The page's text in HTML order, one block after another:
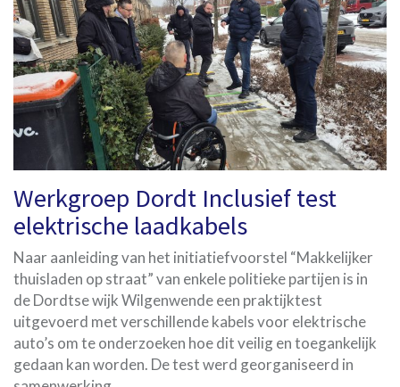
Werkgroep Dordt Inclusief test
elektrische laadkabels
Naar aanleiding van het initiatiefvoorstel “Makkelijker
thuisladen op straat” van enkele politieke partijen is in
de Dordtse wijk Wilgenwende een praktijktest
uitgevoerd met verschillende kabels voor elektrische
auto’s om te onderzoeken hoe dit veilig en toegankelijk
gedaan kan worden. De test werd georganiseerd in